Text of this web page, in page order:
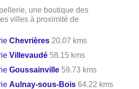
une boutique des
villes à proximité de
Chevrières 20.07 kms
Villevaudé 58.15 kms
Goussainville 59.73 kms
Aulnay-sous-Bois 64.22 kms